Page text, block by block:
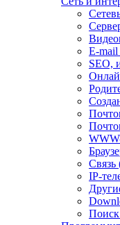
E-mail
SEO,
Связь
IP-
Поиск